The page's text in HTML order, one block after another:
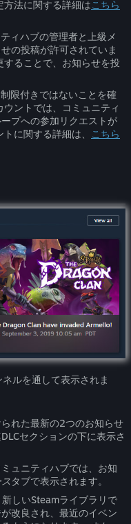
方法に関する詳細はこちら
ィハブの管理者と上級メ
の投稿が許可されていま
ることで、お知らせを投
限付きではないことを確
ントでは、コミュニティ
プへの参加リクエストが
に関する詳細は、
こちら
ルを通して表示されま
れた最新の2つのお知らせ
セクションの下に表示さ
ュニティハブでは、お知
タブで表示されます。
新しいSteamライブラリで
改良され、最近のイベン